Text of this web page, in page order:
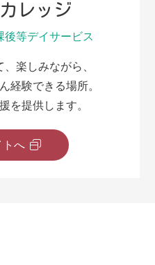
レッジ
後等デイサービス
楽しみながら、
経験できる場所。
を提供します。
トへ